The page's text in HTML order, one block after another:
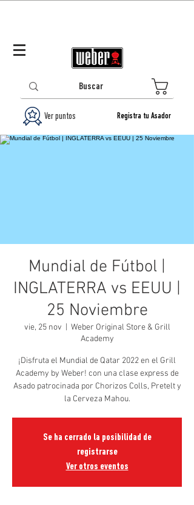
Ver puntos Registra tu Asador
Mundial de Fútbol |
INGLATERRA vs EEUU |
25 Noviembre
vie, 25 nov
Weber Original Store & Grill
Academy
¡Disfruta el Mundial de Qatar 2022 en el Grill
Academy by Weber! con una clase express de
Asado patrocinada por Chorizos Colls, Pretelt y
la Cerveza Mahou.
Se ha cerrado la posibilidad de
registrarse
Ver otros eventos